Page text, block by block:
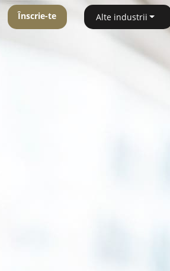
Înscrie-te Alte industrii